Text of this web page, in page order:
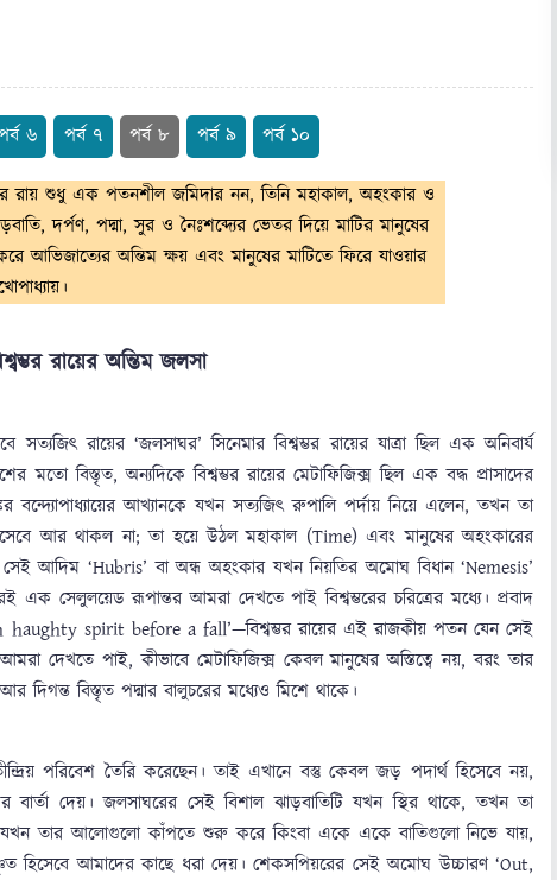
৬ পর্ব ৭ পর্ব ৮ পর্ব ৯ পর্ব ১০
রায় শুধু এক পতনশীল জমিদার নন, তিনি মহাকাল, অহংকার ও
দর্পণ, পদ্মা, সুর ও নৈঃশব্দ্যের ভেতর দিয়ে মাটির মানুষের
আভিজাত্যের অন্তিম ক্ষয় এবং মানুষের মাটিতে ফিরে যাওয়ার
রায়ের অন্তিম জলসা
রায়ের ‘জলসাঘর’ সিনেমার বিশ্বম্ভর রায়ের যাত্রা ছিল এক অনিবার্য
মতো বিস্তৃত, অন্যদিকে বিশ্বম্ভর রায়ের মেটাফিজিক্স ছিল এক বদ্ধ প্রাসাদের
বন্দ্যোপাধ্যায়ের আখ্যানকে যখন সত্যজিৎ রুপালি পর্দায় নিয়ে এলেন, তখন তা
আর থাকল না; তা হয়ে উঠল মহাকাল (Time) এবং মানুষের অহংকারের
আদিম ‘Hubris’ বা অন্ধ অহংকার যখন নিয়তির অমোঘ বিধান ‘Nemesis’
সেলুলয়েড রূপান্তর আমরা দেখতে পাই বিশ্বম্ভরের চরিত্রের মধ্যে। প্রবাদ
spirit before a fall’—বিশ্বম্ভর রায়ের এই রাজকীয় পতন যেন সেই
দেখতে পাই, কীভাবে মেটাফিজিক্স কেবল মানুষের অস্তিত্বে নয়, বরং তার
দিগন্ত বিস্তৃত পদ্মার বালুচরের মধ্যেও মিশে থাকে।
পরিবেশ তৈরি করেছেন। তাই এখানে বস্তু কেবল জড় পদার্থ হিসেবে নয়,
বার্তা দেয়। জলসাঘরের সেই বিশাল ঝাড়বাতিটি যখন স্থির থাকে, তখন তা
যখন তার আলোগুলো কাঁপতে শুরু করে কিংবা একে একে বাতিগুলো নিভে যায়,
হিসেবে আমাদের কাছে ধরা দেয়। শেকসপিয়রের সেই অমোঘ উচ্চারণ ‘Out,